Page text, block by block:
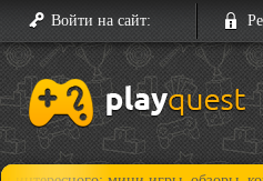
Войти на сайт: